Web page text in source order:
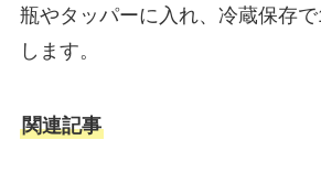
瓶やタッパーに入れ、冷蔵保存
します。
関連記事